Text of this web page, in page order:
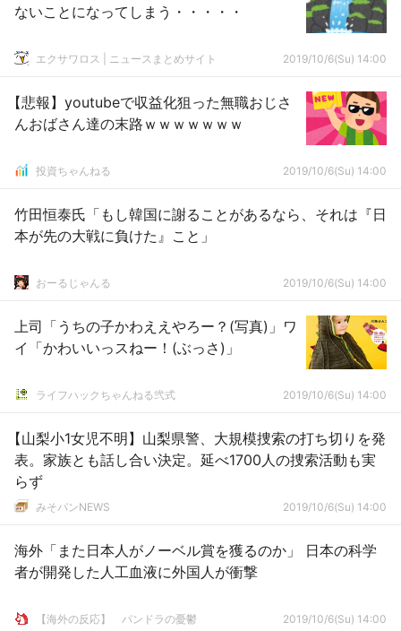
ないことになってしまう・・・・・
エクサワロス | ニュースまとめサイト 2019/10/6(Su) 14:00
【悲報】youtubeで収益化狙った無職おじさ
んおばさん達の末路ｗｗｗｗｗｗｗ
投資ちゃんねる 2019/10/6(Su) 14:00
竹田恒泰氏「もし韓国に謝ることがあるなら、それは『日
本が先の大戦に負けた』こと」
おーるじゃんる 2019/10/6(Su) 14:00
上司「うちの子かわええやろー？(写真)」ワ
イ「かわいいっスねー！(ぶっさ)」
ライフハックちゃんねる弐式 2019/10/6(Su) 14:00
【山梨小1女児不明】山梨県警、大規模捜索の打ち切りを発
表。家族とも話し合い決定。延べ1700人の捜索活動も実
らず
みそパンNEWS 2019/10/6(Su) 14:00
海外「また日本人がノーベル賞を獲るのか」 日本の科学
者が開発した人工血液に外国人が衝撃
【海外の反応】 パンドラの憂鬱 2019/10/6(Su) 14:00